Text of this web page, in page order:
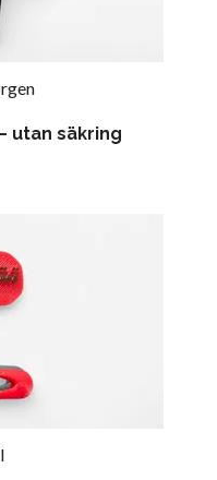
utan säkring